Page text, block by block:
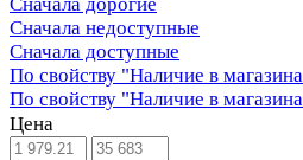
Сначала дорогие
Сначала недоступные
Сначала доступные
По свойству "Наличие в
По свойству "Наличие в
Цена